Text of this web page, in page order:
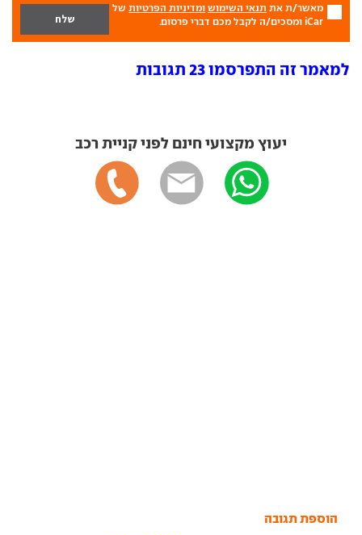
מאשר/ת את תנאי השימוש ומדיניות הפרטיות של
iCar ומסכים/ה לקבל מכם דברי פרסום.
למאמר זה התפרסמו 23 תגובות
יעוץ מקצועי חינם לפני קניית רכב
הוספת תגובה